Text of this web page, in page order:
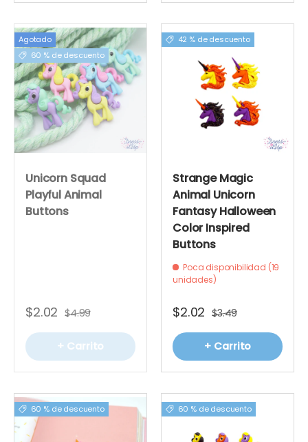
Agotado
60 % de descuento
Unicorn Squad
Playful Animal
Buttons
$2.02 $4.99
+ Carrito
42 % de descuento
Strange Magic
Animal Unicorn
Fantasy Halloween
Color Inspired
Buttons
Poca disponibilidad (19
unidades)
$2.02 $3.49
+ Carrito
60 % de descuento 60 % de descuento